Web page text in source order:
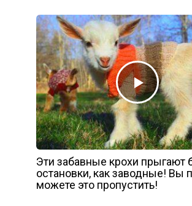
Эти забавные крохи прыгают
остановки, как заводные! Вы
можете это пропустить!